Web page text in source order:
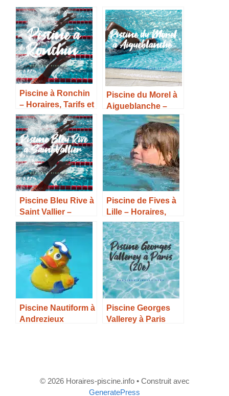
Piscine à Ronchin
– Horaires, Tarifs et
Infos –
Piscine du Morel à
Aigueblanche –
Horaires, Tarifs et
Infos –
Piscine Bleu Rive à
Saint Vallier –
Horaires, Tarifs et
Infos –
Piscine de Fives à
Lille – Horaires,
Tarifs et Infos –
Piscine Nautiform à
Andrezieux
Piscine Georges
Vallerey à Paris
© 2026 Horaires-piscine.info• Construit avec
GeneratePress